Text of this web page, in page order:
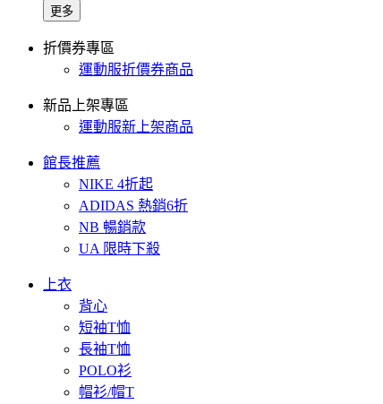
更多
折價券專區
運動服折價券商品
新品上架專區
運動服新上架商品
館長推薦
NIKE 4折起
ADIDAS 熱銷6折
NB 暢銷款
UA 限時下殺
上衣
背心
短袖T恤
長袖T恤
POLO衫
帽衫/帽T